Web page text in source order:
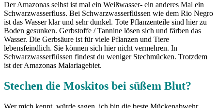
Der Amazonas selbst ist mal ein Weißwasser- ein anderes Mal ein
Schwarzwasserfluss. Bei Schwarzwasserflüssen wie dem Rio Negro
ist das Wasser klar und sehr dunkel. Tote Pflanzenteile sind hier zu
Boden gesunken. Gerbstoffe / Tannine lösen sich und färben das
Wasser. Die Gerbsäure ist für viele Pflanzen und Tiere
lebensfeindlich. Sie können sich hier nicht vermehren. In
Schwarzwasserflüssen findest du weniger Stechmücken. Trotzdem
ist der Amazonas Malariagebiet.
Stechen die Moskitos bei süßem Blut?
Wer mich kennt, würde sagen, ich bin die beste Mückenabwehr.